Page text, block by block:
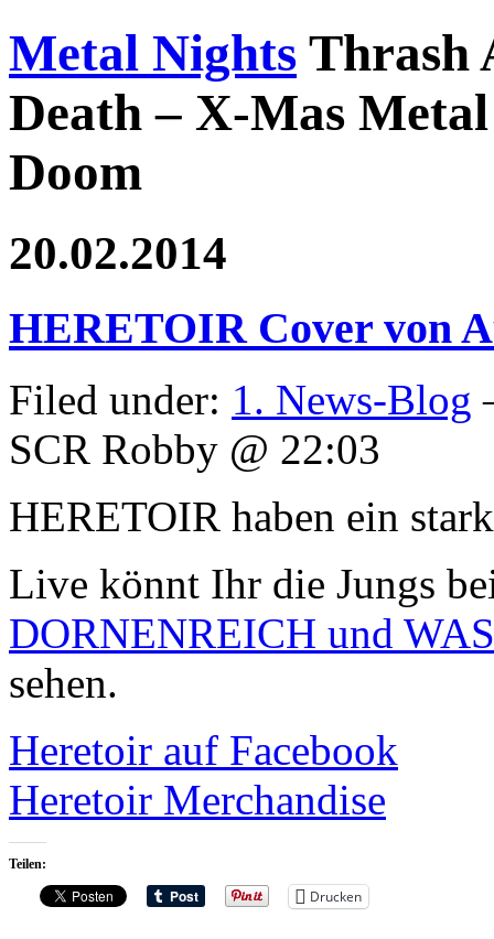
Metal Nights Thrash
Death – X-Mas
Doom
20.02.2014
HERETOIR Cover von
Filed under: 1. News-Blog
SCR Robby @ 22:03
HERETOIR haben ein
Live könnt Ihr die Jungs
DORNENREICH und
sehen.
Heretoir auf Facebook
Heretoir Merchandise
Teilen:
Drucken